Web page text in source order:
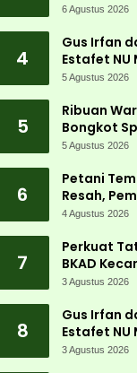
Jadi
6 Agustus 2026
4
Gus Irfan
Estafet NU
5 Agustus 2026
5
Ribuan
Bongkot
Carnival
5 Agustus 2026
6
Petani
Resah,
4 Agustus 2026
7
Perkuat
BKAD
Gelar
3 Agustus 2026
8
Gus Irfan
Estafet NU
3 Agustus 2026